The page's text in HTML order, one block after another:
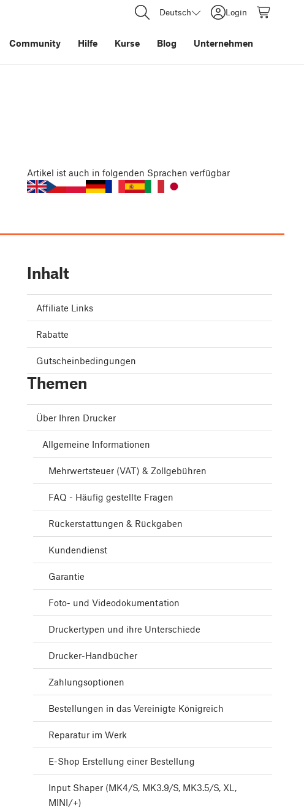
Deutsch Login
Community Hilfe Kurse Blog Unternehmen
Artikel ist auch in folgenden Sprachen verfügbar
Inhalt
Affiliate Links
Rabatte
Gutscheinbedingungen
Themen
Über Ihren Drucker
Allgemeine Informationen
Mehrwertsteuer (VAT) & Zollgebühren
FAQ - Häufig gestellte Fragen
Rückerstattungen & Rückgaben
Kundendienst
Garantie
Foto- und Videodokumentation
Druckertypen und ihre Unterschiede
Drucker-Handbücher
Zahlungsoptionen
Bestellungen in das Vereinigte Königreich
Reparatur im Werk
E-Shop Erstellung einer Bestellung
Input Shaper (MK4/S, MK3.9/S, MK3.5/S, XL,
MINI/+)